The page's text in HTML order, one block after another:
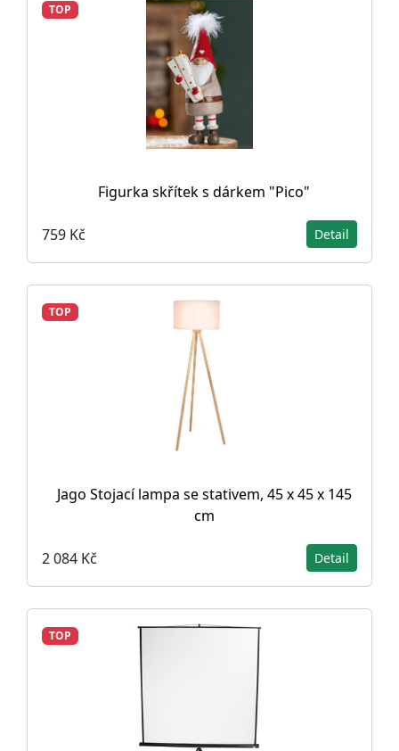
TOP
Figurka skřítek s dárkem "Pico"
759 Kč Detail
TOP
Jago Stojací lampa se stativem, 45 x 45 x 145
cm
2 084 Kč Detail
TOP